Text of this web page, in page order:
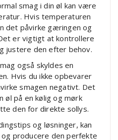
smag i din øl kan være
Hvis temperaturen
det påvirke gæringen og
er vigtigt at kontrollere
justere den efter behov.
også skyldes en
Hvis du ikke opbevarer
smagen negativt. Det
øl på en kølig og mørk
den for direkte sollys.
og løsninger, kan
producere den perfekte